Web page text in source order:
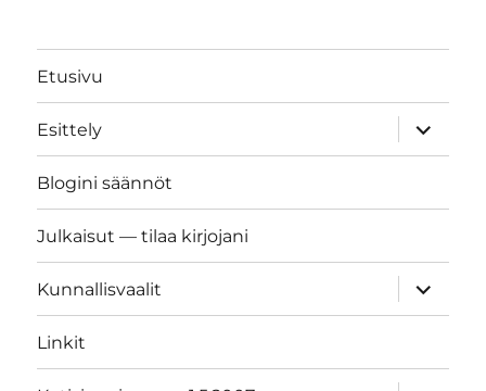
Etusivu
Esittely
näytä
Blogini säännöt
Julkaisut — tilaa kirjojani
Kunnallisvaalit
näytä
Linkit